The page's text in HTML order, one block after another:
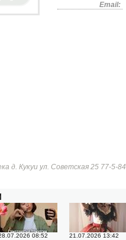
Email:
д. Кукуи ул. Советская 25 77-5-84
08:52
21.07.2026 13:42